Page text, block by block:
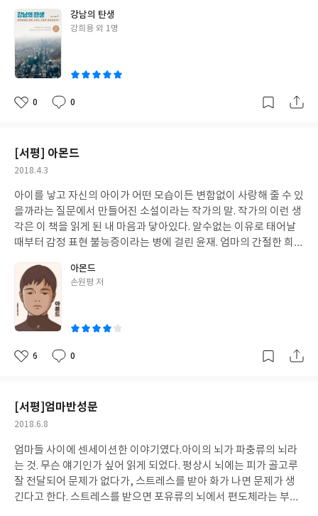
누구나 다 읽었으면 한다. 책제목에 성교육이라는 말보다 성에 대해
대화하는 법이라고 해야 더 어울릴듯하다. 강사를 하면서 책을 써내
고, 자신의 아픔을 딛고 목소리를 내고 있는 손경이님께 꾸준한 응
원을 보내고 싶다.
으로 쫓겨가야한다. 이 도시는 사람이 사는 곳인지, 돈이 휩쓸어 대
는 곳인지 늘 그렇게 낯설다.
상이다. 강남의 탄생이라니, 제목만으로도 호기심을 불러일으킨다.
이 책은이런 호기심을 흡족하게 채워준다. 강남의 역사는 서울의 역
사고 우리 현대사의 모든 이야기가 담겨있다. 차가운 도시라고 느껴
지기만 했던 서울이 개발초기에 여느 시골과 다름없었다는 얘기는
쇠는 지나간 뉴스와 정치사건들을 기억나게 한다. 정치와 도시와 자
본의 흐름이 강남의 역사와 함께 그렇게 이야기되는 책이다.
책을 읽으며 서울을 한번쯤 걸어보고 싶다는 생각이 들었다. 몰라서
보이지 않았던 것들이 다시 보일것 같다. 강남을 강남으로 만든 역사
와 욕망은 어떻게 기록되고 앞으로 어떻게 달라질 것인지 계속 지켜
보게 될것같다.
강남의 탄생
글
강희용 외 1명
좋
0
댓
0
작
[서평] 아몬드
작
일
2018.4.3
아이를 낳고 자신의 아이가 어떤 모습이든 변함없이 사랑해 줄 수 있
을까라는 질문에서 만들어진 소설이라는 작가의 말. 작가의 이런 생
각은 이 책을 읽게 된 내 마음과 닿아있다. 알수없는 이유로 태어날
때부터 감정 표현 불능증이라는 병에 걸린 윤재. 엄마의 간절한 희망
를 잃고 혼자된 윤재가 곤이를 만나 성장하는 이야기다. 윤재의 엄마
가 안쓰럽다. 감정 표현 불능증이라는 병을 가지고 태어난 윤재가 싫
든 좋든, 엄마라는 존재는 아이가 어떤 모습이든 받아들일 수밖에
없다. 내가 낳은 자식이니까. 그러나 우리가 살아가는 사회속에서 그
아이가 어떻게 받아들여질까 전전긍긍하게 되면서부터 엄마는 아
이를 사랑이라는 이름으로 다그치게 되는 것 같다. p. 40엄마는 모
몸부림에 더 가까웠다. 엄마의 말대로라면 사랑이라는 건, 단지 눈
물이 그렁그렁한 눈으로 나를 바라보면서 이럴 땐 이렇게 해야 한
다, 저럴 땐 저렇게 해야 한다, 사사건건 잔소리를 늘어놓는 것에 불
과했다. 그런 게 사랑이라면 사랑 따위는 주지도 받지도 않는 편이
좋지 않을까. 물론 그 말을 입 밖에 내지는 않았다. 엄마의 행동 강령
중 '너무 솔직하게 말하면 상대에게 상처를 준다.'라는 덕목을 입이
닳도록 외운 덕이다. 감정을 느끼지 못하는 윤재는 이성으로 모든 상
아몬드
글
손원평 저
좋
6
댓
0
작
[서평]엄마반성문
작
일
2018.6.8
엄마들 사이에 센세이션한 이야기였다.아이의 뇌가 파충류의 뇌라
는 것. 무슨 얘기인가 싶어 읽게 되었다. 평상시 뇌에는 피가 골고루
잘 전달되어 문제가 없다가, 스트레스를 받아 화가 나면 문제가 생
긴다고 한다. 스트레스를 받으면 포유류의 뇌에서 편도체라는 부분